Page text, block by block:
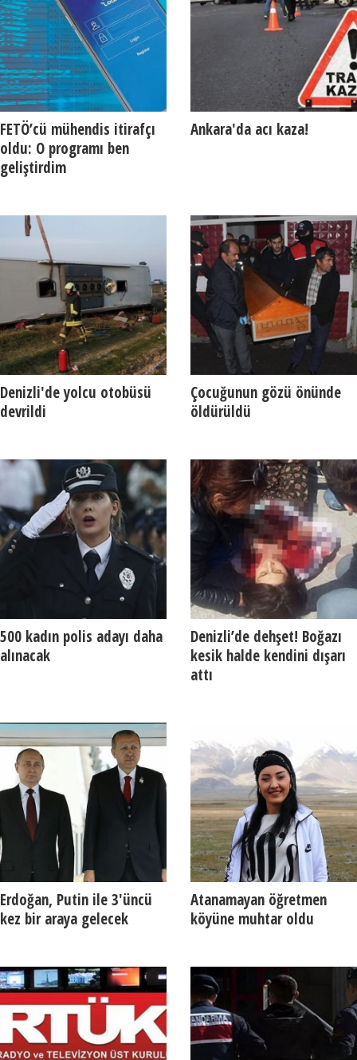
FETÖ’cü mühendis itirafçı
oldu: O programı ben
geliştirdim
Ankara'da acı kaza!
Denizli'de yolcu otobüsü
devrildi
Çocuğunun gözü önünde
öldürüldü
500 kadın polis adayı daha
alınacak
Denizli’de dehşet! Boğazı
kesik halde kendini dışarı
attı
Erdoğan, Putin ile 3'üncü
kez bir araya gelecek
Atanamayan öğretmen
köyüne muhtar oldu